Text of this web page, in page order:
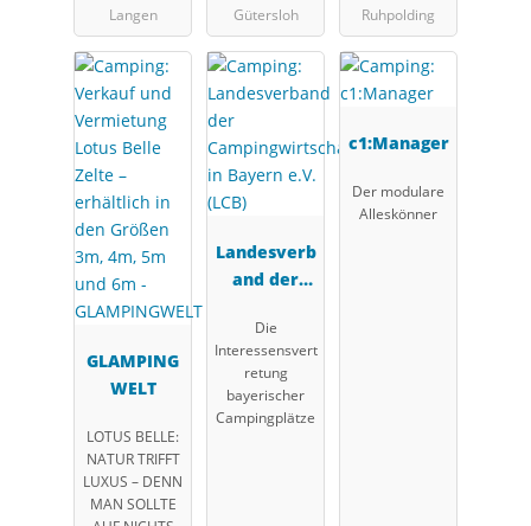
Langen Gütersloh
Ruhpolding
GLAMPING
WELT
LOTUS BELLE:
NATUR TRIFFT
LUXUS – DENN
MAN SOLLTE
Landesverb
and der
tschaft in
Bayern e.V.
(LCB)
Die
Interessensvert
retung
bayerischer
Campingplätze
c1:Manager
Der modulare
Alleskönner